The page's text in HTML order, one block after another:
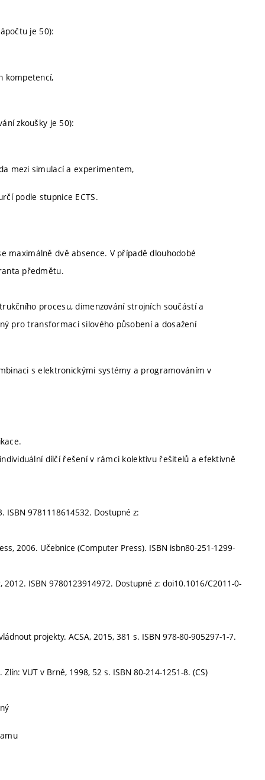
je 50):
kompetencí,
zkoušky je 50):
mezi simulací a experimentem,
podle stupnice ECTS.
maximálně dvě absence. V případě dlouhodobé
předmětu.
procesu, dimenzování strojních součástí a
pro transformaci silového působení a dosažení
s elektronickými systémy a programováním v
dílčí řešení v rámci kolektivu řešitelů a efektivně
ISBN 9781118614532. Dostupné z:
2006. Učebnice (Computer Press). ISBN isbn80-251-1299-
2012. ISBN 9780123914972. Dostupné z: doi10.1016/C2011-0-
projekty. ACSA, 2015, 381 s. ISBN 978-80-905297-1-7.
VUT v Brně, 1998, 52 s. ISBN 80-214-1251-8. (CS)